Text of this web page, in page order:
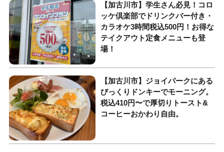
【加古川市】学生さん必見！コロ
ッケ倶楽部でドリンクバー付き・
カラオケ3時間税込500円！お得な
テイクアウト定食メニューも登
場！
【加古川市】ジョイパークにある
びっくりドンキーでモーニング。
税込410円〜で厚切りトースト&
コーヒーおかわり自由。